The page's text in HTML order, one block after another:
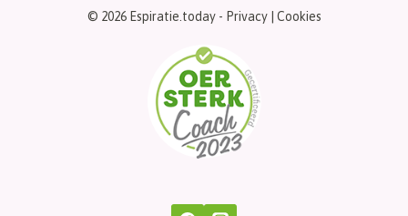
© 2026 Espiratie.today - Privacy| Cookies